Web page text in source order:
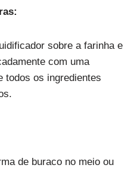
sobre a farinha e
com uma
todos os ingredientes
de buraco no meio ou